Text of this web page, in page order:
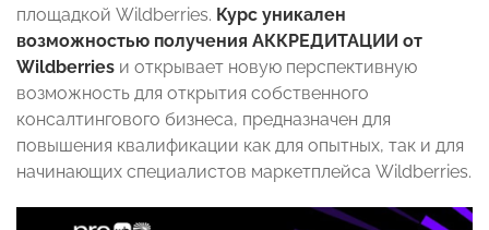
площадкой Wildberries. Курс уникален
возможностью получения АККРЕДИТАЦИИ от
Wildberries и открывает новую перспективную
возможность для открытия собственного
консалтингового бизнеса, предназначен для
повышения квалификации как для опытных, так и для
начинающих специалистов маркетплейса Wildberries.